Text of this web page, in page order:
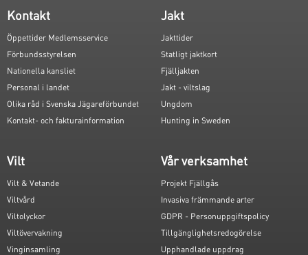
Kontakt
Öppettider Medlemsservice
Förbundsstyrelsen
Nationella kansliet
Personal i landet
Olika råd i Svenska Jägareförbundet
Kontakt- och fakturainformation
Jakt
Jakttider
Statligt jaktkort
Fjälljakten
Jakt - viltslag
Ungdom
Hunting in Sweden
Vilt
Vilt & Vetande
Viltvård
Viltolyckor
Viltövervakning
Vinginsamling
Vår verksamhet
Projekt Fjällgås
Invasiva främmande arter
GDPR - Personuppgiftspolicy
Tillgänglighetsredogörelse
Upphandlade uppdrag